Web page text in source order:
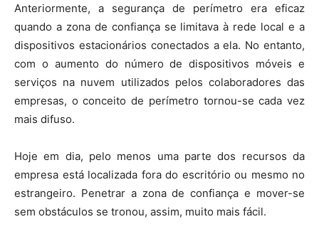
Anteriormente, a segurança de perímetro era eficaz
quando a zona de confiança se limitava à rede local e a
dispositivos estacionários conectados a ela. No entanto,
com o aumento do número de dispositivos móveis e
serviços na nuvem utilizados pelos colaboradores das
empresas, o conceito de perímetro tornou-se cada vez
mais difuso.
Hoje em dia, pelo menos uma parte dos recursos da
empresa está localizada fora do escritório ou mesmo no
estrangeiro. Penetrar a zona de confiança e mover-se
sem obstáculos se tronou, assim, muito mais fácil.